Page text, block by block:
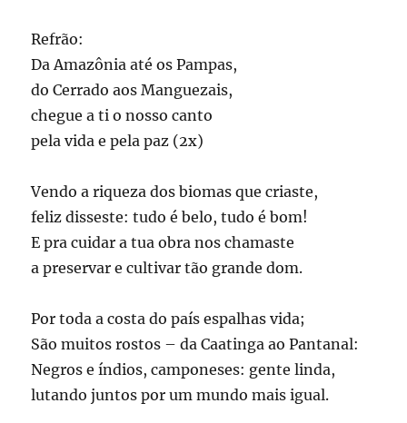
Refrão:
Da Amazônia até os Pampas,
do Cerrado aos Manguezais,
chegue a ti o nosso canto
pela vida e pela paz (2x)
Vendo a riqueza dos biomas que criaste,
feliz disseste: tudo é belo, tudo é bom!
E pra cuidar a tua obra nos chamaste
a preservar e cultivar tão grande dom.
Por toda a costa do país espalhas vida;
São muitos rostos – da Caatinga ao Pantanal:
Negros e índios, camponeses: gente linda,
lutando juntos por um mundo mais igual.